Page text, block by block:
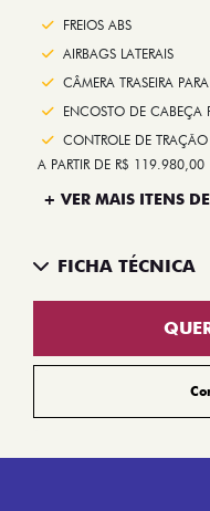
FREIOS ABS
AIRBAGS LATERAIS
CÂMERA TRASEIRA
ENCOSTO DE CABEÇA
CONTROLE DE TRAÇÃO
A PARTIR DE R$ 119.980,00
+ VER MAIS ITENS DE
FICHA TÉCNICA